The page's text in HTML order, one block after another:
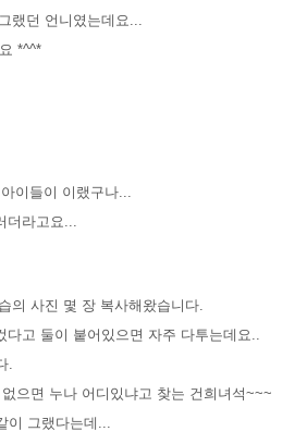
랬던 언니였는데요...
*^^*
이들이 이랬구나...
더라고요...
의 사진 몇 장 복사해왔습니다.
고 둘이 붙어있으면 자주 다투는데요..
.
으면 누나 어디있냐고 찾는 건희녀석~~~
이 그랬다는데...